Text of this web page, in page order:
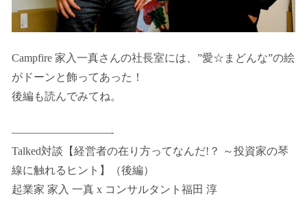
Campfire 家入一真さんの社長室には、”愛☆まどんな”の絵
がドーンと飾ってあった！
後編も読んでみてね。
—————————-
Talked対談【経営者の在り方ってなんだ!？ ～投資家の琴
線に触れるヒント】（後編）
起業家 家入 一真 x コンサルタント福田 淳